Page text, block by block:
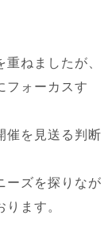
ねましたが、
フォーカスす
を見送る判断
ーズを探りなが
ます。